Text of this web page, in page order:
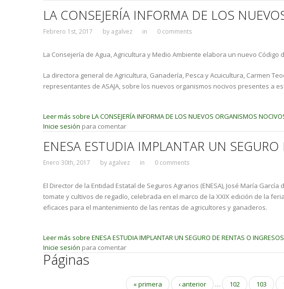
LA CONSEJERÍA INFORMA DE LOS
Febrero 1st, 2017 by agalvez in 0 comments
La Consejería de Agua, Agricultura y Medio Ambiente elabora un nuevo Código
La directora general de Agricultura, Ganadería, Pesca y Acuicultura, Carmen
representantes de ASAJA, sobre los nuevos organismos nocivos presentes a
Leer más sobre LA CONSEJERÍA INFORMA DE LOS NUEVOS ORGANISMOS
Inicie sesión para comentar
ENESA ESTUDIA IMPLANTAR UN
Enero 30th, 2017 by agalvez in 0 comments
El Director de la Entidad Estatal de Seguros Agrarios (ENESA), José María
tomate y cultivos de regadío, celebrada en el marco de la XXIX edición de la
eficaces para el mantenimiento de las rentas de agricultores y ganaderos.
Leer más sobre ENESA ESTUDIA IMPLANTAR UN SEGURO DE RENTAS O
Inicie sesión para comentar
Páginas
« primera ‹ anterior … 102 103